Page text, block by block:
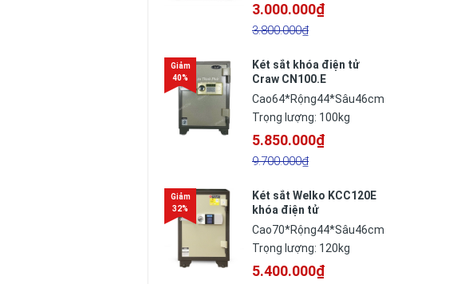
3.000.000₫
3.800.000₫
Két sắt khóa điện tử
Craw CN100.E
Cao64*Rộng44*Sâu46cm
Trọng lượng: 100kg
5.850.000₫
9.700.000₫
Két sắt Welko KCC120E
khóa điện tử
Cao70*Rộng44*Sâu46cm
Trọng lượng: 120kg
5.400.000₫